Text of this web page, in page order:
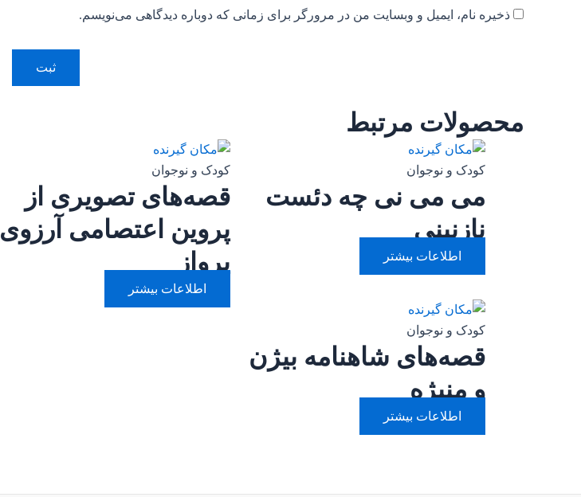
ذخیره نام، ایمیل و وبسایت من در مرورگر برای زمانی که دوباره دیدگاهی می‌نویسم.
محصولات مرتبط
کودک و نوجوان
می می نی چه دئست
نازنینی
اطلاعات بیشتر
کودک و نوجوان
قصه‌های تصویری از
پروین اعتصامی آرزوی
پرواز
اطلاعات بیشتر
کودک و نوجوان
قصه‌های شاهنامه بیژن
و منیژه
اطلاعات بیشتر